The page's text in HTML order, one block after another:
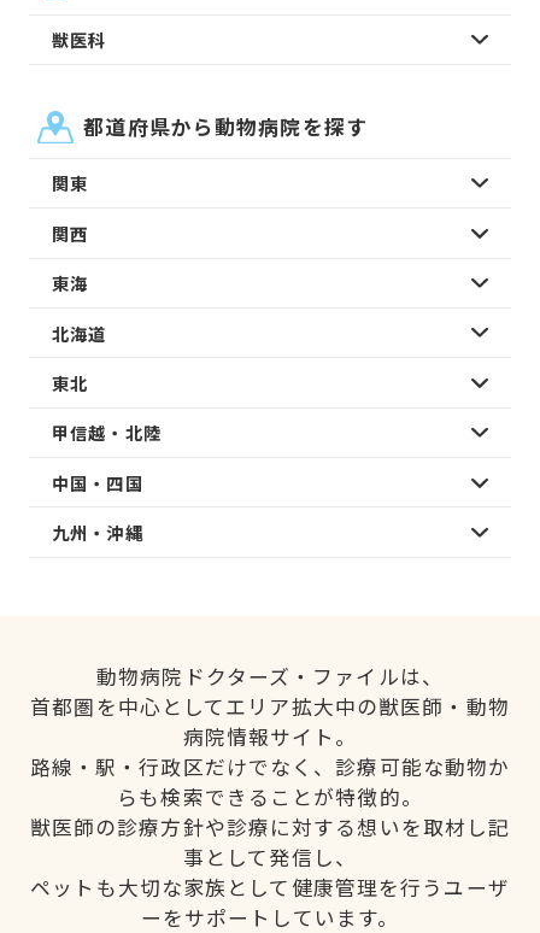
獣医科
都道府県から動物病院を探す
関東
関西
東海
北海道
東北
甲信越・北陸
中国・四国
九州・沖縄
動物病院ドクターズ・ファイルは、
首都圏を中心としてエリア拡大中の獣医師・動物
病院情報サイト。
路線・駅・行政区だけでなく、診療可能な動物か
らも検索できることが特徴的。
獣医師の診療方針や診療に対する想いを取材し記
事として発信し、
ペットも大切な家族として健康管理を行うユーザ
ーをサポートしています。